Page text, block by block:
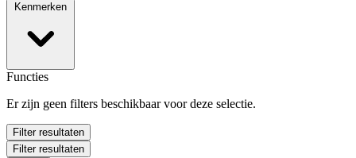
Kenmerken
Functies
Er zijn geen filters beschikbaar voor deze selectie.
Filter resultaten
Filter resultaten